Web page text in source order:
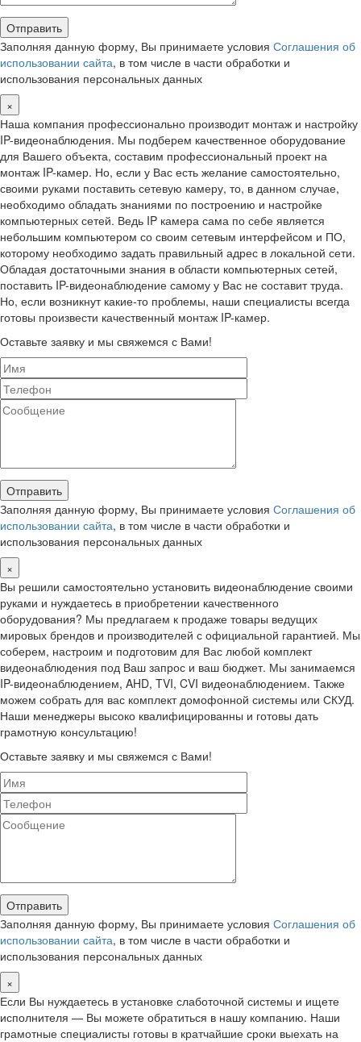
Заполняя данную форму, Вы принимаете условия Соглашения об
использовании сайта, в том числе в части обработки и
использования персональных данных
×
Наша компания профессионально производит монтаж и настройку
IP-видеонаблюдения. Мы подберем качественное оборудование
для Вашего объекта, составим профессиональный проект на
монтаж IP-камер. Но, если у Вас есть желание самостоятельно,
своими руками поставить сетевую камеру, то, в данном случае,
необходимо обладать знаниями по построению и настройке
компьютерных сетей. Ведь IP камера сама по себе является
небольшим компьютером со своим сетевым интерфейсом и ПО,
которому необходимо задать правильный адрес в локальной сети.
Обладая достаточными знания в области компьютерных сетей,
поставить IP-видеонаблюдение самому у Вас не составит труда.
Но, если возникнут какие-то проблемы, наши специалисты всегда
готовы произвести качественный монтаж IP-камер.
Оставьте заявку и мы свяжемся с Вами!
Заполняя данную форму, Вы принимаете условия Соглашения об
использовании сайта, в том числе в части обработки и
использования персональных данных
×
Вы решили самостоятельно установить видеонаблюдение своими
руками и нуждаетесь в приобретении качественного
оборудования? Мы предлагаем к продаже товары ведущих
мировых брендов и производителей с официальной гарантией. Мы
соберем, настроим и подготовим для Вас любой комплект
видеонаблюдения под Ваш запрос и ваш бюджет. Мы занимаемся
IP-видеонаблюдением, AHD, TVI, CVI видеонаблюдением. Также
можем собрать для вас комплект домофонной системы или СКУД.
Наши менеджеры высоко квалифицированны и готовы дать
грамотную консультацию!
Оставьте заявку и мы свяжемся с Вами!
Заполняя данную форму, Вы принимаете условия Соглашения об
использовании сайта, в том числе в части обработки и
использования персональных данных
×
Если Вы нуждаетесь в установке слаботочной системы и ищете
исполнителя — Вы можете обратиться в нашу компанию. Наши
грамотные специалисты готовы в кратчайшие сроки выехать на